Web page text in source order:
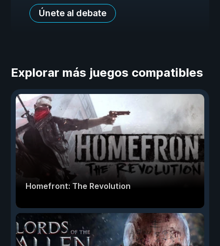
Únete al debate
Explorar más juegos compatibles
Homefront: The Revolution